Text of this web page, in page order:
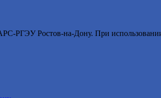
РГЭУ Ростов-на-Дону. При